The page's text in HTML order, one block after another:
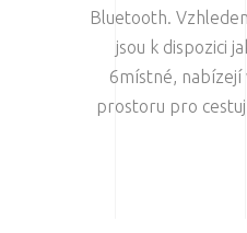
Bluetooth.
jsou k dispozici
6místné, nabízejí
prostoru pro